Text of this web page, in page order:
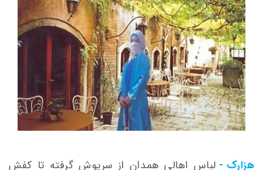
هزارک - لباس اهالی همدان از سرپوش گرفته تا کفش